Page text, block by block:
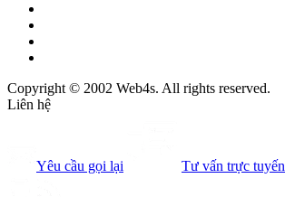
Copyright © 2002 Web4s. All rights reserved.
Liên hệ
Yêu cầu gọi lại Tư vấn trực tuyến